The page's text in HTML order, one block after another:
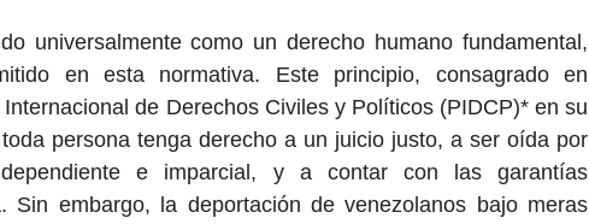
universalmente como un derecho humano fundamental,
en esta normativa. Este principio, consagrado en
de Derechos Civiles y Políticos (PIDCP)* en su
persona tenga derecho a un juicio justo, a ser oída por
e imparcial, y a contar con las garantías
Sin embargo, la deportación de venezolanos bajo meras